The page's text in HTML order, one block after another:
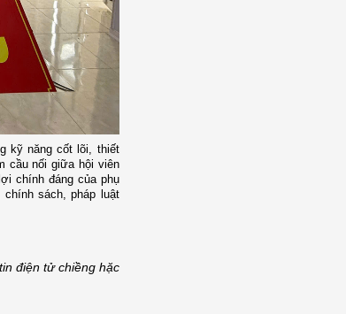
kỹ năng cốt lõi, thiết
cầu nối giữa hội viên
chính đáng của phụ
sách, pháp luật
điện tử chiềng hặc